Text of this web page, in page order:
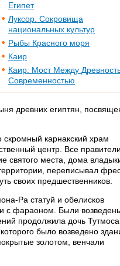
Египет
Луксор. Сокровища
национальных культур
Рыбы Красного моря
Каир
Каир: Мост Между
Современностью
древних египтян,
карнакский храм
центр. Все правители
святого места, дома
переписывал
своих предшественников.
Ра статуй и обелисков
с фараоном. Были
продолжила дочь Тутмоса
было возведено
золотом, венчали